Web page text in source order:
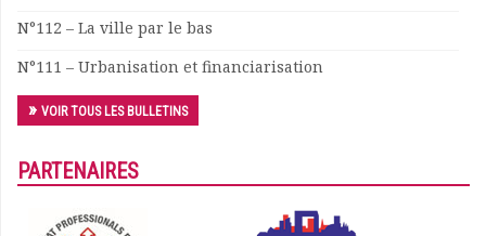
N°112 – La ville par le bas
N°111 – Urbanisation et financiarisation
VOIR TOUS LES BULLETINS
PARTENAIRES